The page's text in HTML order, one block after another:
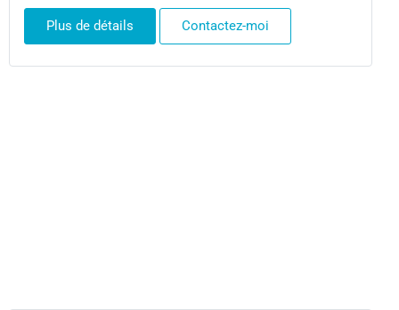
Plus de détails Contactez-moi